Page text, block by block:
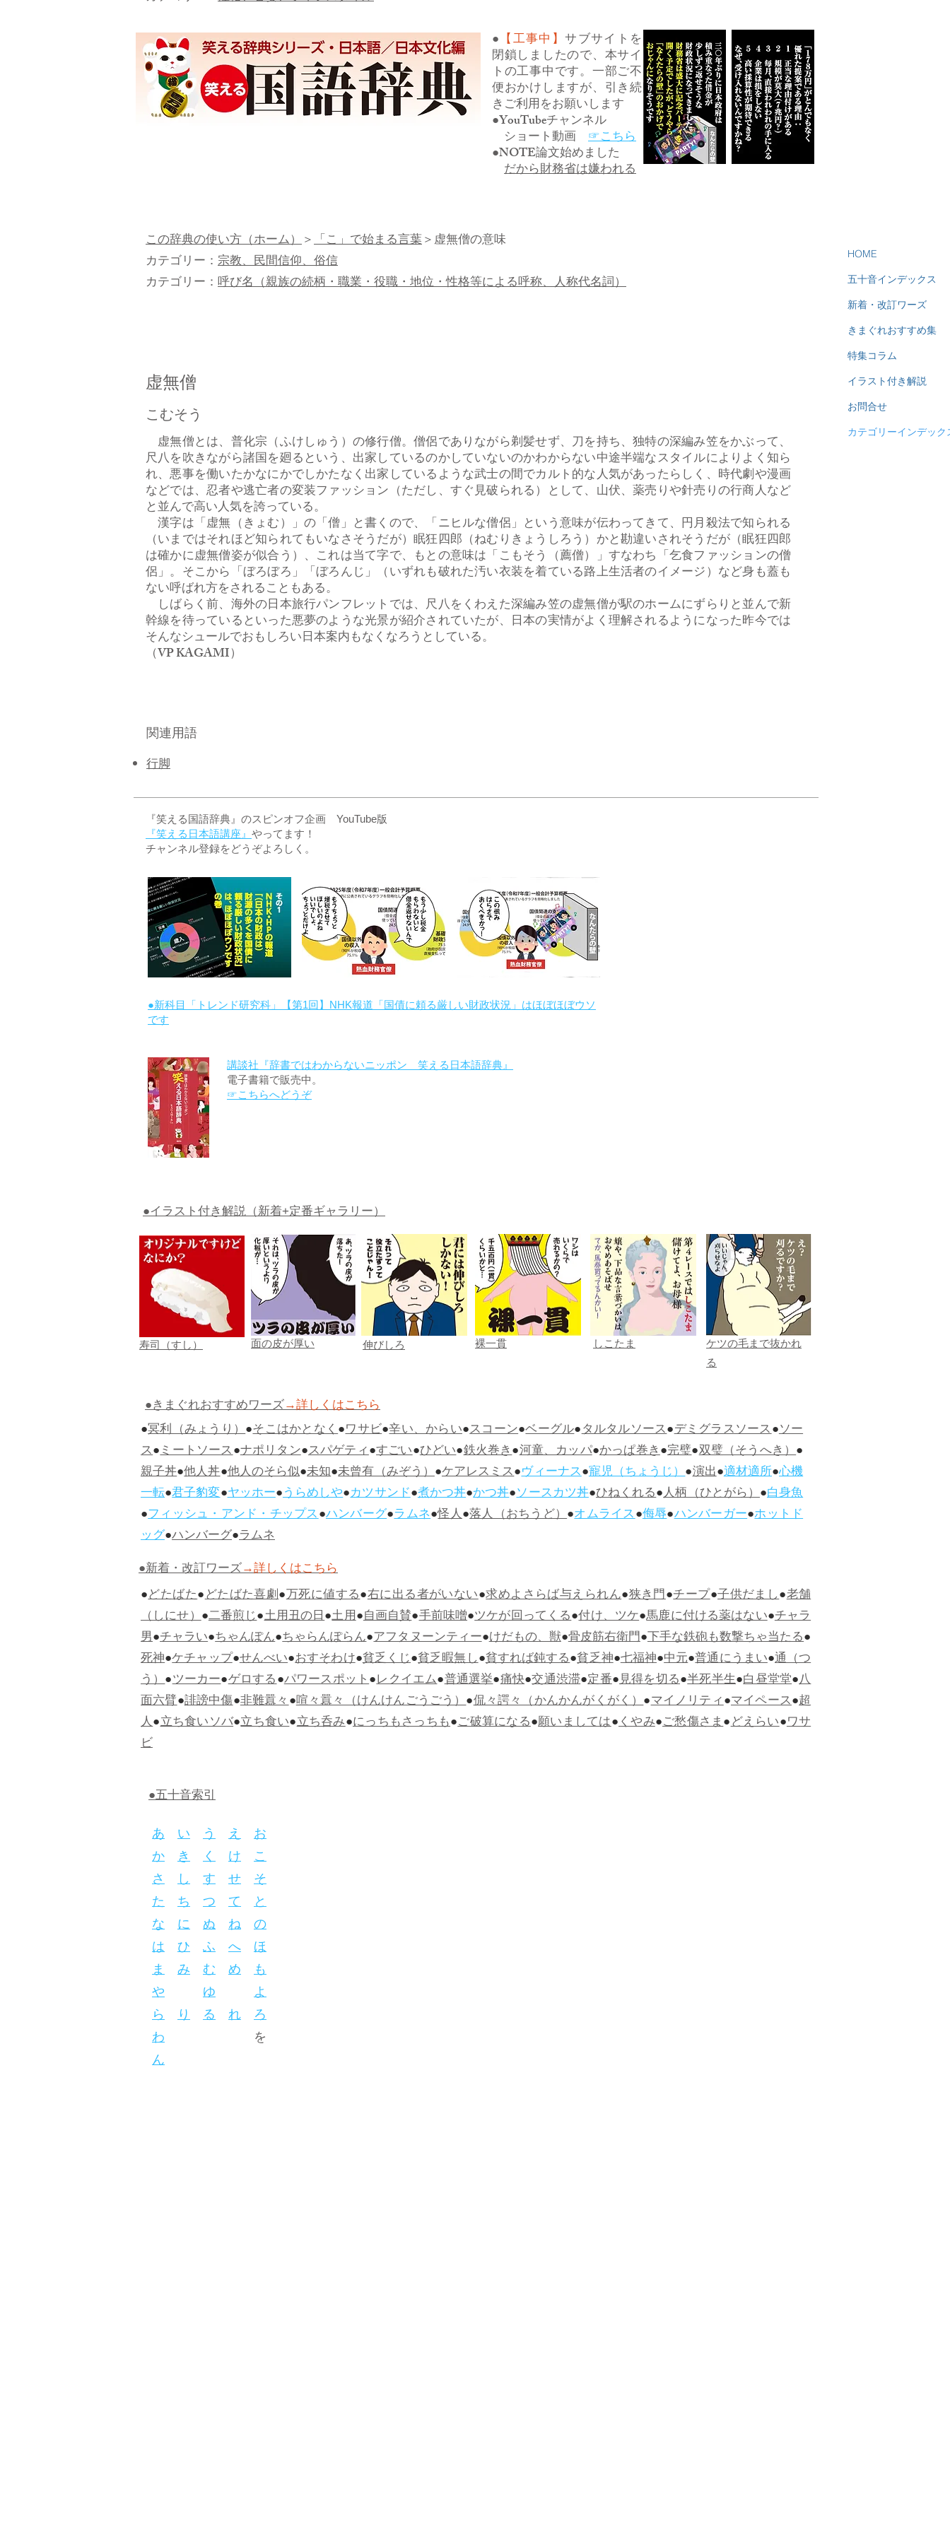
● 【工事中】サブサイトを
閉鎖しましたので、本サイ
トの工事中です。一部ご不
便おかけしますが、引き続
きご利用をお願いします
●YouTubeチャンネル
ショート動画 ☞こちら
●NOTE論文始めました
だから財務省は嫌われる
この辞典の使い方（ホーム）＞「こ」で始まる言葉＞虚無僧の意味
カテゴリー： 宗教、民間信仰、俗信
カテゴリー： 呼び名（親族の続柄・職業・役職・地位・性格等による呼称、人称代名詞）
虚無僧
こむそう
虚無僧とは、普化宗（ふけしゅう）の修行僧。僧侶でありながら剃髪せず、刀を持ち、独特の深編み笠をかぶって、
尺八を吹きながら諸国を廻るという、出家しているのかしていないのかわからない中途半端なスタイルによりよく知ら
れ、悪事を働いたかなにかでしかたなく出家しているような武士の間でカルト的な人気があったらしく、時代劇や漫画
などでは、忍者や逃亡者の変装ファッション（ただし、すぐ見破られる）として、山伏、薬売りや針売りの行商人など
と並んで高い人気を誇っている。
漢字は「虚無（きょむ）」の「僧」と書くので、「ニヒルな僧侶」という意味が伝わってきて、円月殺法で知られる
（いまではそれほど知られてもいなさそうだが）眠狂四郎（ねむりきょうしろう）かと勘違いされそうだが（眠狂四郎
は確かに虚無僧姿が似合う）、これは当て字で、もとの意味は「こもそう（薦僧）」すなわち「乞食ファッションの僧
侶」。そこから「ぼろぼろ」「ぼろんじ」（いずれも破れた汚い衣装を着ている路上生活者のイメージ）など身も蓋も
ない呼ばれ方をされることもある。
しばらく前、海外の日本旅行パンフレットでは、尺八をくわえた深編み笠の虚無僧が駅のホームにずらりと並んで新
幹線を待っているといった悪夢のような光景が紹介されていたが、日本の実情がよく理解されるようになった昨今では
そんなシュールでおもしろい日本案内もなくなろうとしている。
​（VP KAGAMI）
関連用語
行脚
HOME
五十音インデックス
新着・改訂ワーズ
きまぐれおすすめ集
特集コラム
イラスト付き解説
お問合せ
カテゴリーインデック
『笑える国語辞典』のスピンオフ企画 YouTube版
『笑える日本語講座』 やってます！
チャンネル登録をどうぞよろしく。
●新科目「トレンド研究科」【第1回】NHK報道「国債に頼る厳しい財政状況」はほぼほぼウソ
です
講談社『辞書ではわからないニッポン 笑える日本語辞典』
電子書籍で販売中。
☞こちらへどうぞ
●イラスト付き解説（新着+定番ギャラリー）
寿司（すし） 面の皮が厚い 伸びしろ 裸一貫 しこたま
ケツの毛まで抜かれ
る
●きまぐれおすすめワーズ→詳しくはこちら
●冥利（みょうり）●そこはかとなく●ワサビ●辛い、からい●スコーン●ベーグル●タルタルソース●デミグラスソース●ソー
ス●ミートソース●ナポリタン●スパゲティ●すごい●ひどい●鉄火巻き●河童、カッパ●かっぱ巻き●完璧●双璧（そうへき）●
親子丼●他人丼●他人のそら似●未知●未曾有（みぞう）●ケアレスミス●ヴィーナス●寵児（ちょうじ）●演出●適材適所●心機
一転●君子豹変●ヤッホー●うらめしや●カツサンド●煮かつ丼●かつ丼●ソースカツ丼●ひねくれる●人柄（ひとがら）●白身魚
●フィッシュ・アンド・チップス●ハンバーグ●ラムネ●怪人●落人（おちうど）●オムライス●侮辱●ハンバーガー●ホットド
ッグ●ハンバーグ●ラムネ
●新着・改訂ワーズ→詳しくはこちら
●どたばた●どたばた喜劇●万死に値する●右に出る者がいない●求めよさらば与えられん●狭き門●チープ●子供だまし●老舗
（しにせ）●二番煎じ●土用丑の日●土用●自画自賛●手前味噌●ツケが回ってくる●付け、ツケ●馬鹿に付ける薬はない●チャラ
男●チャラい●ちゃんぽん●ちゃらんぽらん●アフタヌーンティー●けだもの、獣●骨皮筋右衛門●下手な鉄砲も数撃ちゃ当たる●
死神●ケチャップ●せんべい●おすそわけ●貧乏くじ●貧乏暇無し●貧すれば鈍する●貧乏神●七福神●中元●普通にうまい●通（つ
う）●ツーカー●ゲロする●パワースポット●レクイエム●普通選挙●痛快●交通渋滞●定番●見得を切る●半死半生●白昼堂堂●八
面六臂●誹謗中傷●非難囂々●喧々囂々（けんけんごうごう）●侃々諤々（かんかんがくがく）●マイノリティ●マイペース●超
人●立ち食いソバ●立ち食い●立ち呑み●にっちもさっちも●ご破算になる●願いましては●くやみ●ご愁傷さま●どえらい●ワサ
ビ
●五十音索引
あ い う え お
か き く け こ
さ し す せ そ
た ち つ て と
な に ぬ ね の
は ひ ふ へ ほ
ま み む め も
や
ゆ
よ
ら り る れ ろ
わ を
ん